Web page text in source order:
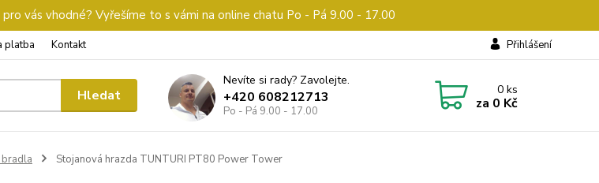
vás vhodné? Vyřešíme to s vámi na online chatu Po - Pá 9.00 - 17.00
platba Kontakt Přihlášení
Hledat
Nevíte si rady? Zavolejte.
+420 608212713
Po - Pá 9.00 - 17.00
0ks
za 0 Kč
Stojanová hrazda TUNTURI PT80 Power Tower